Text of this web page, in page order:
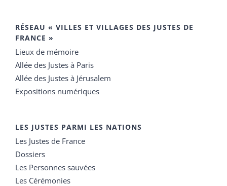
RÉSEAU « VILLES ET VILLAGES DES JUSTES DE
FRANCE »
Lieux de mémoire
Allée des Justes à Paris
Allée des Justes à Jérusalem
Expositions numériques
LES JUSTES PARMI LES NATIONS
Les Justes de France
Dossiers
Les Personnes sauvées
Les Cérémonies